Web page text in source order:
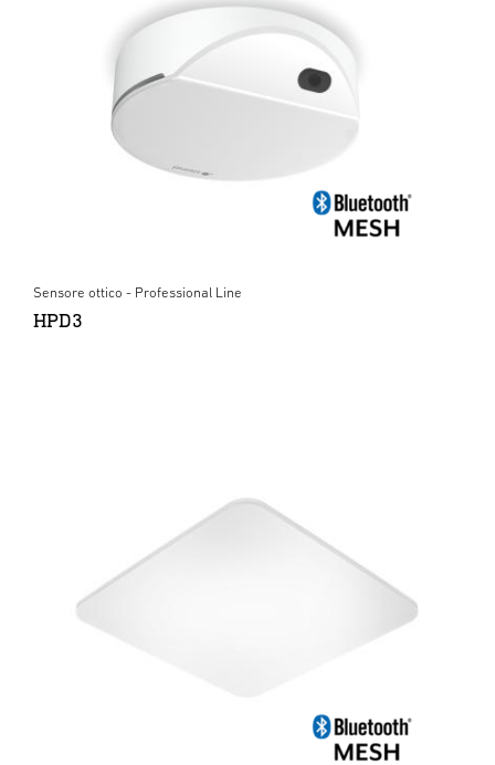
Sensore ottico - Professional Line
HPD3